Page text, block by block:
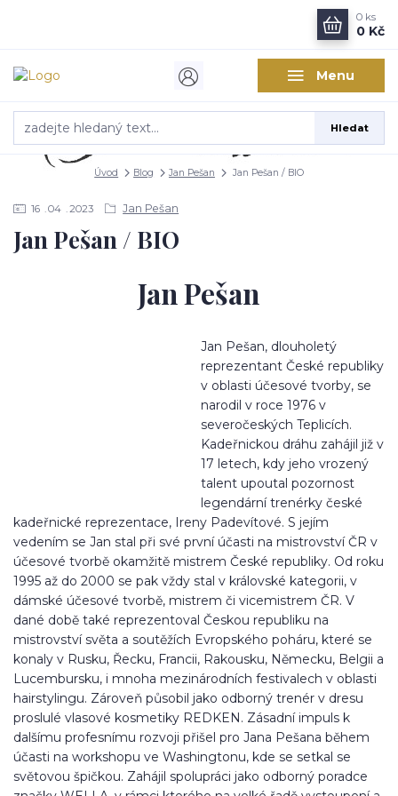
Menu
Hledat
0 ks
0 Kč
Úvod Blog Jan Pešan Jan Pešan / BIO
16 04 2023 Jan Pešan
Jan Pešan / BIO
Jan Pešan
Jan Pešan, dlouholetý
reprezentant České republiky
v oblasti účesové tvorby, se
narodil v roce 1976 v
severočeských Teplicích.
Kadeřnickou dráhu zahájil již v
17 letech, kdy jeho vrozený
talent upoutal pozornost
legendární trenérky české
kadeřnické reprezentace, Ireny Padevítové. S jejím
vedením se Jan stal při své první účasti na mistrovství ČR v
účesové tvorbě okamžitě mistrem České republiky. Od roku
1995 až do 2000 se pak vždy stal v královské kategorii, v
dámské účesové tvorbě, mistrem či vicemistrem ČR. V
dané době také reprezentoval Českou republiku na
mistrovství světa a soutěžích Evropského poháru, které se
konaly v Rusku, Řecku, Francii, Rakousku, Německu, Belgii a
Lucembursku, i mnoha mezinárodních festivalech v oblasti
hairstylingu. Zároveň působil jako odborný trenér v dresu
proslulé vlasové kosmetiky REDKEN. Zásadní impuls k
dalšímu profesnímu rozvoji přišel pro Jana Pešana během
účasti na workshopu ve Washingtonu, kde se setkal se
světovou špičkou. Zahájil spolupráci jako odborný poradce